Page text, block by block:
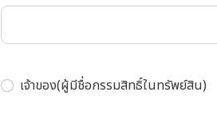
เจ้าของ(ผู้มีชื่อกรรมสิทธิ์ในทรัพย์สิน)